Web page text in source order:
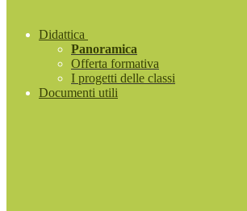
Didattica
Panoramica
Offerta formativa
I progetti delle classi
Documenti utili